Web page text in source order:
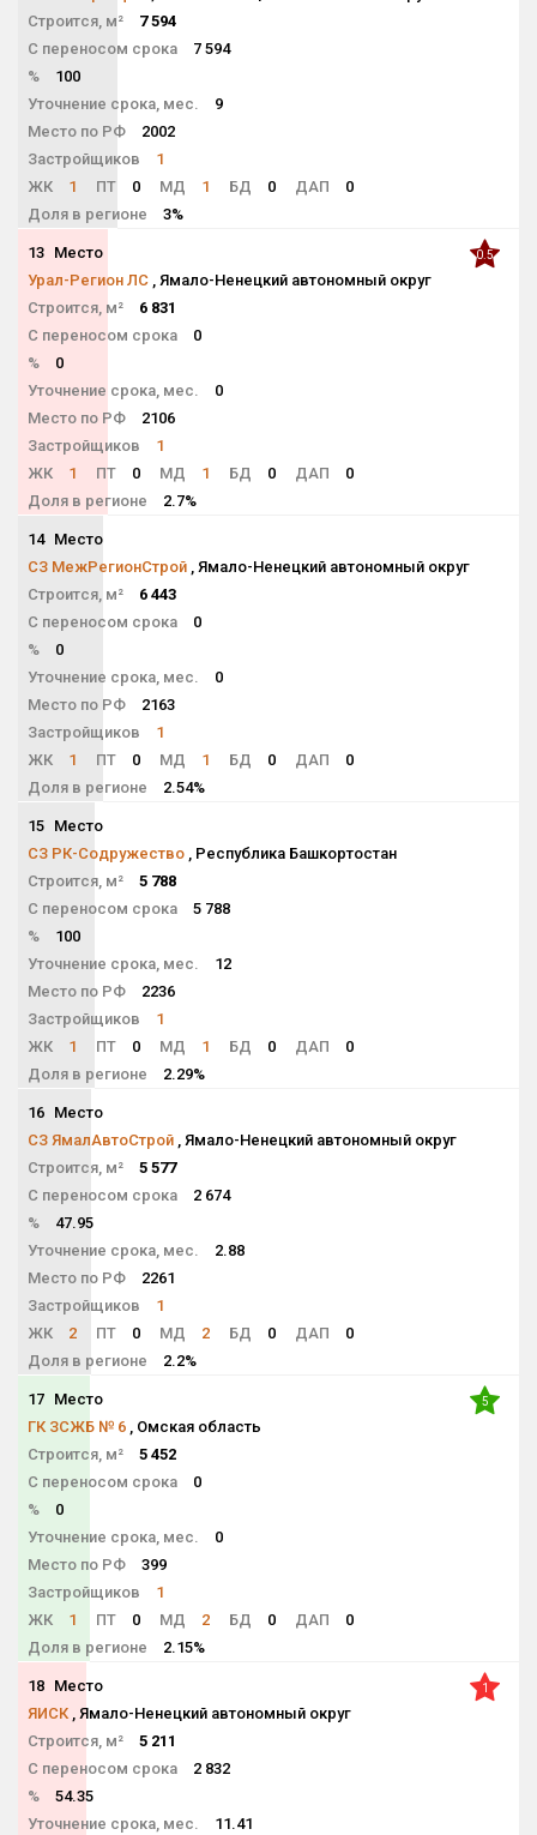
Строится, м²
7 594
С переносом срока
7 594
%
100
Уточнение срока, мес.
9
Место по РФ
2002
Застройщиков
1
ЖК
1 ПТ 0 МД 1 БД 0 ДАП
0
Доля в регионе
3%
13 Место
Урал-Регион ЛС , Ямало-Ненецкий автономный округ
Строится, м²
6 831
С переносом срока
0
%
0
Уточнение срока, мес.
0
Место по РФ
2106
Застройщиков
1
ЖК
1 ПТ 0 МД 1 БД 0 ДАП
0
Доля в регионе
2.7%
0.5
14 Место
СЗ МежРегионСтрой , Ямало-Ненецкий автономный округ
Строится, м²
6 443
С переносом срока
0
%
0
Уточнение срока, мес.
0
Место по РФ
2163
Застройщиков
1
ЖК
1 ПТ 0 МД 1 БД 0 ДАП
0
Доля в регионе
2.54%
15 Место
СЗ РК-Содружество , Республика Башкортостан
Строится, м²
5 788
С переносом срока
5 788
%
100
Уточнение срока, мес.
12
Место по РФ
2236
Застройщиков
1
ЖК
1 ПТ 0 МД 1 БД 0 ДАП
0
Доля в регионе
2.29%
16 Место
СЗ ЯмалАвтоСтрой , Ямало-Ненецкий автономный округ
Строится, м²
5 577
С переносом срока
2 674
%
47.95
Уточнение срока, мес.
2.88
Место по РФ
2261
Застройщиков
1
ЖК
2 ПТ 0 МД 2 БД 0 ДАП
0
Доля в регионе
2.2%
17 Место
ГК ЗСЖБ № 6 , Омская область
Строится, м²
5 452
С переносом срока
0
%
0
Уточнение срока, мес.
0
Место по РФ
399
Застройщиков
1
ЖК
1 ПТ 0 МД 2 БД 0 ДАП
0
Доля в регионе
2.15%
5
18 Место
ЯИСК , Ямало-Ненецкий автономный округ
Строится, м²
5 211
С переносом срока
2 832
%
54.35
Уточнение срока, мес.
11.41
1